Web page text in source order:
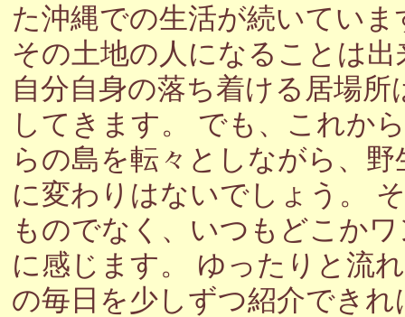
た沖縄での生活が続いてい
その土地の人になることは
自分自身の落ち着ける居場
してきます。 でも、これか
らの島を転々としながら、
に変わりはないでしょう。
ものでなく、いつもどこか
に感じます。 ゆったりと流
の毎日を少しずつ紹介でき